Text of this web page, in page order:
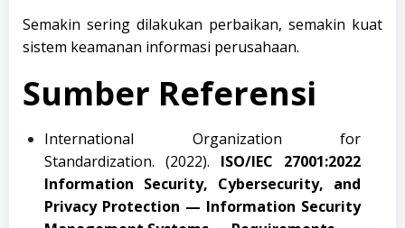
Semakin sering dilakukan perbaikan, semakin kuat
sistem keamanan informasi perusahaan.
Sumber Referensi
International Organization for
Standardization. (2022). ISO/IEC 27001:2022
Information Security, Cybersecurity, and
Privacy Protection — Information Security